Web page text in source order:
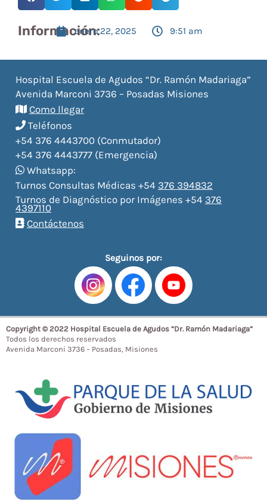
Información:enero 22, 2025 9:51 am
Hospital Escuela de Agudos “Dr. Ramón Madariaga”
Avenida Marconi 3736 – Posadas Misiones
Como llegar
Teléfonos
+54 376 4443700 (Conmutador)
+54 376 4443777 (Emergencia)
Whatsapp:
Turnos Consultas Médicas +54 376 394832
Turnos de Diagnóstico por Imágenes +54 376
4397110
Contáctenos
Seguinos por:
Copyright © 2022 Hospital Escuela de Agudos “Dr. Ramón Madariaga”
Todos los derechos reservados
Avenida Marconi 3736 – Posadas, Misiones